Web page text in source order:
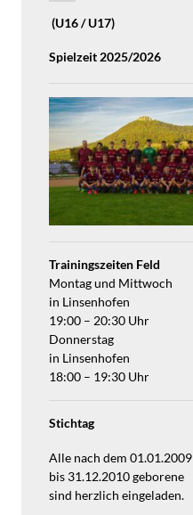
(U16 / U17)
Spielzeit 2025/2026
Trainingszeiten Feld
Montag und Mittwoch
in Linsenhofen
19:00 – 20:30 Uhr
Donnerstag
in Linsenhofen
18:00 – 19:30 Uhr
Stichtag
Alle nach dem 01.01.2009
bis 31.12.2010 geborene
sind herzlich eingeladen.